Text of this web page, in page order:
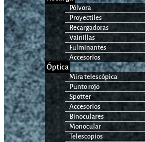
Pólvora
Proyectiles
Recargadoras
Vainillas
Fulminantes
Accesorios
Óptica
Mira telescópica
Punto rojo
Spotter
Accesorios
Binoculares
Monocular
Telescopios